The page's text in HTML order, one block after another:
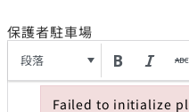
保護者駐車場
段落
Failed to initialize